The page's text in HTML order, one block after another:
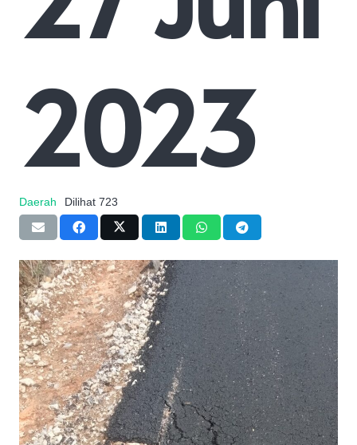
2023
Daerah Dilihat 723